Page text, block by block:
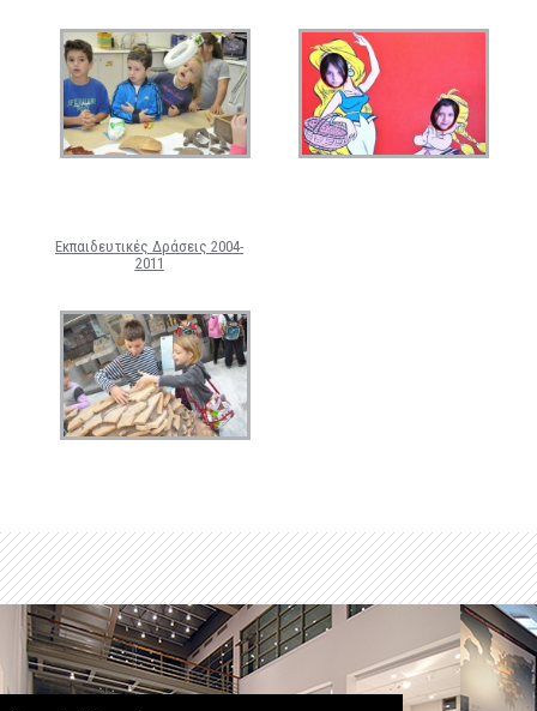
Εκπαιδευτικές Δράσεις 2004-
2011